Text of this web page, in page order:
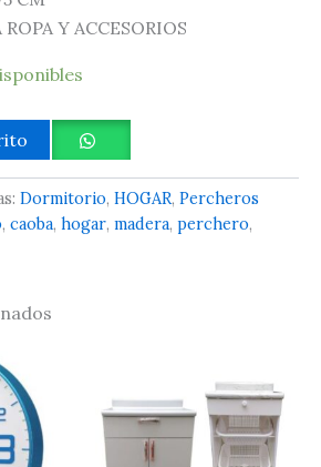
Y ACCESORIOS
Dormitorio, HOGAR, Percheros
, caoba, hogar, madera, perchero,